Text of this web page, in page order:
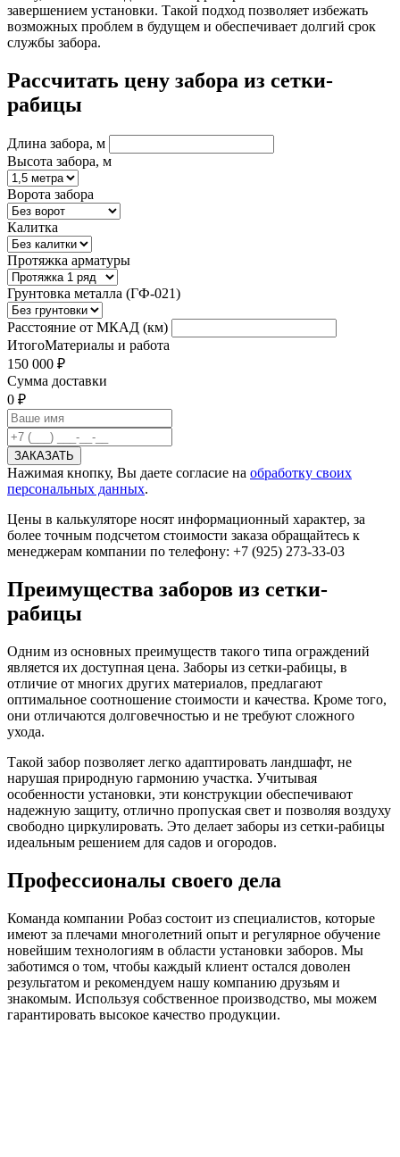
завершением установки. Такой подход позволяет избежать
возможных проблем в будущем и обеспечивает долгий срок
службы забора.
Рассчитать цену забора из сетки-
рабицы
Длина забора, м
Высота забора, м
Ворота забора
Калитка
Протяжка арматуры
Грунтовка металла (ГФ-021)
Расстояние от МКАД (км)
ИтогоМатериалы и работа
150 000 ₽
Сумма доставки
0 ₽
Нажимая кнопку, Вы даете согласие на обработку своих
персональных данных.
Цены в калькуляторе носят информационный характер, за
более точным подсчетом стоимости заказа обращайтесь к
менеджерам компании по телефону: +7 (925) 273-33-03
Преимущества заборов из сетки-
рабицы
Одним из основных преимуществ такого типа ограждений
является их доступная цена. Заборы из сетки-рабицы, в
отличие от многих других материалов, предлагают
оптимальное соотношение стоимости и качества. Кроме того,
они отличаются долговечностью и не требуют сложного
ухода.
Такой забор позволяет легко адаптировать ландшафт, не
нарушая природную гармонию участка. Учитывая
особенности установки, эти конструкции обеспечивают
надежную защиту, отлично пропуская свет и позволяя воздуху
свободно циркулировать. Это делает заборы из сетки-рабицы
идеальным решением для садов и огородов.
Профессионалы своего дела
Команда компании Робаз состоит из специалистов, которые
имеют за плечами многолетний опыт и регулярное обучение
новейшим технологиям в области установки заборов. Мы
заботимся о том, чтобы каждый клиент остался доволен
результатом и рекомендуем нашу компанию друзьям и
знакомым. Используя собственное производство, мы можем
гарантировать высокое качество продукции.